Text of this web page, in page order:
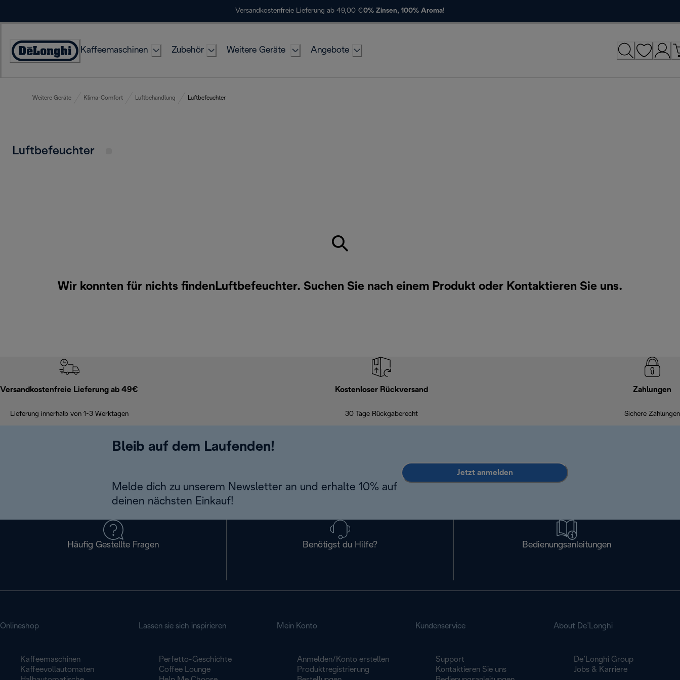
Versandkostenfreie Lieferung ab 49,00 €0% Zinsen, 100% Aroma!
Erklärung
Kaffeemaschinen Zubehör Weitere Geräte Angebote
Weitere Geräte Klima-Comfort Luftbehandlung Luftbefeuchter
Luftbefeuchter
Wir konnten für nichts findenLuftbefeuchter. Suchen Sie nach einem Produkt oder Kontaktieren Sie uns.
Versandkostenfreie Lieferung ab 49€
Lieferung innerhalb von 1-3 Werktagen
Kostenloser Rückversand
30 Tage Rückgaberecht
Zahlungen
Sichere Zahlungen
Bleib auf dem Laufenden!
Melde dich zu unserem Newsletter an und erhalte 10% auf
deinen nächsten Einkauf!
Jetzt anmelden
Häufig Gestellte Fragen Benötigst du Hilfe? Bedienungsanleitungen
Onlineshop
Kaffeemaschinen
Kaffeevollautomaten
Lassen sie sich inspirieren
Perfetto-Geschichte
Coffee Lounge
Mein Konto
Anmelden/Konto erstellen
Produktregistrierung
Kundenservice
Support
Kontaktieren Sie uns
About De’Longhi
De’Longhi Group
Jobs & Karriere